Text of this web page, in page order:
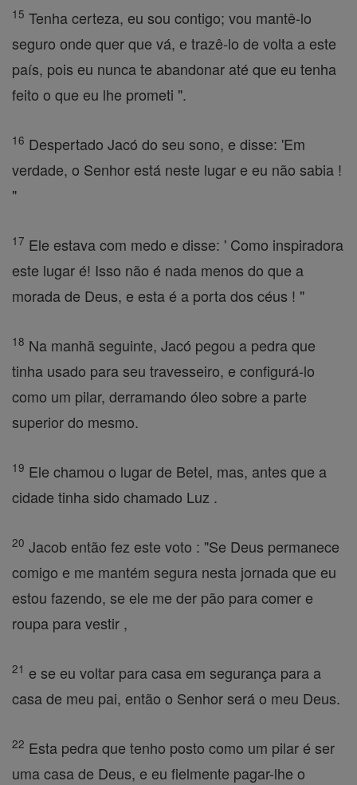
15 Tenha certeza, eu sou contigo; vou mantê-lo
seguro onde quer que vá, e trazê-lo de volta a este
país, pois eu nunca te abandonar até que eu tenha
feito o que eu lhe prometi ".
16 Despertado Jacó do seu sono, e disse: 'Em
verdade, o Senhor está neste lugar e eu não sabia !
"
17 Ele estava com medo e disse: ' Como inspiradora
este lugar é! Isso não é nada menos do que a
morada de Deus, e esta é a porta dos céus ! "
18 Na manhã seguinte, Jacó pegou a pedra que
tinha usado para seu travesseiro, e configurá-lo
como um pilar, derramando óleo sobre a parte
superior do mesmo.
19 Ele chamou o lugar de Betel, mas, antes que a
cidade tinha sido chamado Luz .
20 Jacob então fez este voto : "Se Deus permanece
comigo e me mantém segura nesta jornada que eu
estou fazendo, se ele me der pão para comer e
roupa para vestir ,
21 e se eu voltar para casa em segurança para a
casa de meu pai, então o Senhor será o meu Deus.
22 Esta pedra que tenho posto como um pilar é ser
uma casa de Deus, e eu fielmente pagar-lhe o